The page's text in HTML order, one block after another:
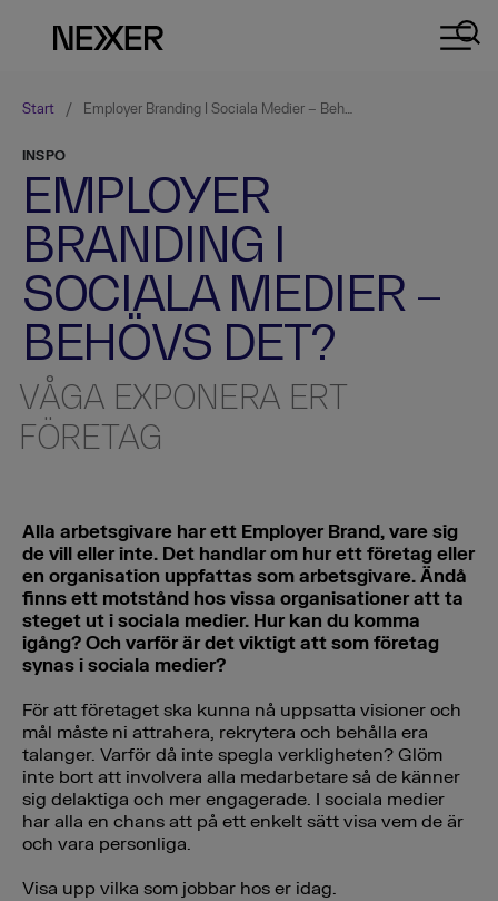
Start / Employer Branding I Sociala Medier – Behövs Det?
INSPO
EMPLOYER
BRANDING I
SOCIALA MEDIER –
BEHÖVS DET?
VÅGA EXPONERA ERT
FÖRETAG
Alla arbetsgivare har ett Employer Brand, vare sig
de vill eller inte. Det handlar om hur ett företag eller
en organisation uppfattas som arbetsgivare. Ändå
finns ett motstånd hos vissa organisationer att ta
steget ut i sociala medier. Hur kan du komma
igång? Och varför är det viktigt att som företag
synas i sociala medier?
För att företaget ska kunna nå uppsatta visioner och
mål måste ni attrahera, rekrytera och behålla era
talanger. Varför då inte spegla verkligheten? Glöm
inte bort att involvera alla medarbetare så de känner
sig delaktiga och mer engagerade. I sociala medier
har alla en chans att på ett enkelt sätt visa vem de är
och vara personliga.
Visa upp vilka som jobbar hos er idag.